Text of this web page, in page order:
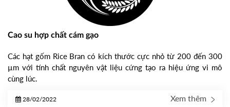
Cao su hợp chất cám gạo
Các hạt gốm Rice Bran có kích thước cực nhỏ từ 200 đến 300
µm với tính chất nguyên vật liệu cứng tạo ra hiệu ứng vi mô
cùng lúc.
28/02/2022 Xem thêm